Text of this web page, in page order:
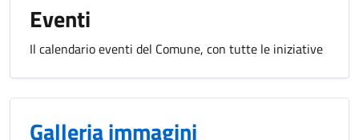
Eventi
Il calendario eventi del Comune, con tutte le iniziative
Galleria immagini